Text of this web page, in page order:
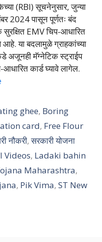
(RBI) सूचनेनुसार, जुन्या
2024 पासून पूर्णतः बंद
EMV चिप-आधारित
आहे. या बदलामुळे ग्राहकांच्या
अजूनही मॅग्नेटिक स्ट्राईप
कार्ड घ्यावे लागेल.
ghee, Boring
card, Free Flour
नौकरी,सरकारी योजना
Videos, Ladaki bahin
Maharashtra,
, Pik Vima, ST New